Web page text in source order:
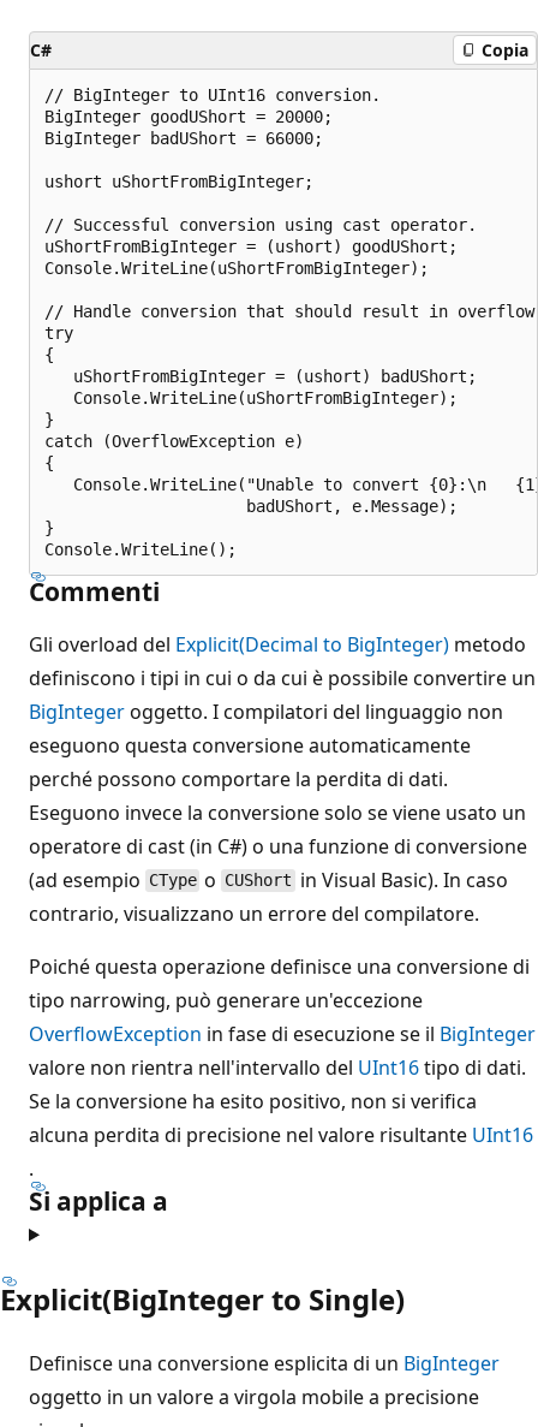
C# Copia
// BigInteger to UInt16 conversion.
BigInteger goodUShort = 20000;
BigInteger badUShort = 66000;
ushort uShortFromBigInteger;
// Successful conversion using cast operator.
uShortFromBigInteger = (ushort) goodUShort;
Console.WriteLine(uShortFromBigInteger);
// Handle conversion that should result in
try
{
   uShortFromBigInteger = (ushort) badUShort;
   Console.WriteLine(uShortFromBigInteger);
}
catch (OverflowException e)
{
Console.WriteLine("Unable to convert {0}:\n
                     badUShort, e.Message);
}
Commenti
Gli overload del Explicit(Decimal to BigInteger) metodo
definiscono i tipi in cui o da cui è possibile convertire un
BigIntegeroggetto. I compilatori del linguaggio non
eseguono questa conversione automaticamente
perché possono comportare la perdita di dati.
Eseguono invece la conversione solo se viene usato un
operatore di cast (in C#) o una funzione di conversione
(ad esempio CType o CUShort in Visual Basic). In caso
contrario, visualizzano un errore del compilatore.
Poiché questa operazione definisce una conversione di
tipo narrowing, può generare un'eccezione
OverflowException in fase di esecuzione se il BigInteger
valore non rientra nell'intervallo del UInt16tipo di dati.
Se la conversione ha esito positivo, non si verifica
alcuna perdita di precisione nel valore risultante UInt16
.
Si applica a
Explicit(BigInteger to Single)
Definisce una conversione esplicita di un BigInteger
oggetto in un valore a virgola mobile a precisione